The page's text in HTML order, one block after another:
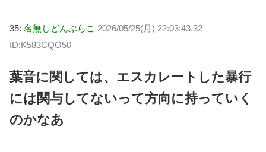
35: 名無しどんぶらこ 2026/05/25(月) 22:03:43.32
ID:K583CQO50
葉音に関しては、エスカレートした暴行
には関与してないって方向に持っていく
のかなあ